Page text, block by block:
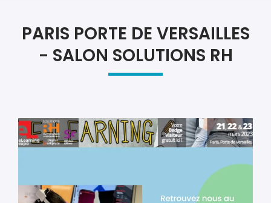
PARIS PORTE DE VERSAILLES
- SALON SOLUTIONS RH